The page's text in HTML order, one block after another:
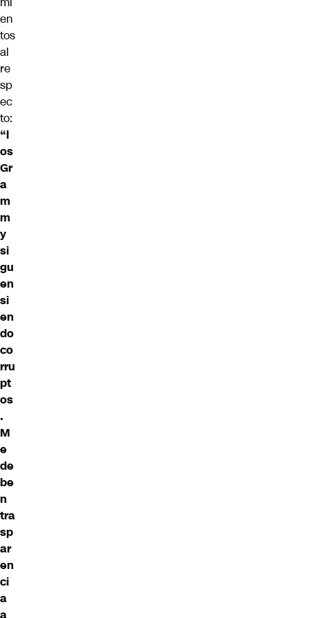
en
tos
al
re
sp
ec
to:
“l
os
Gr
a
m
m
y
si
gu
en
si
en
do
co
rru
pt
os
.
M
e
de
be
n
tra
sp
ar
en
ci
a
a